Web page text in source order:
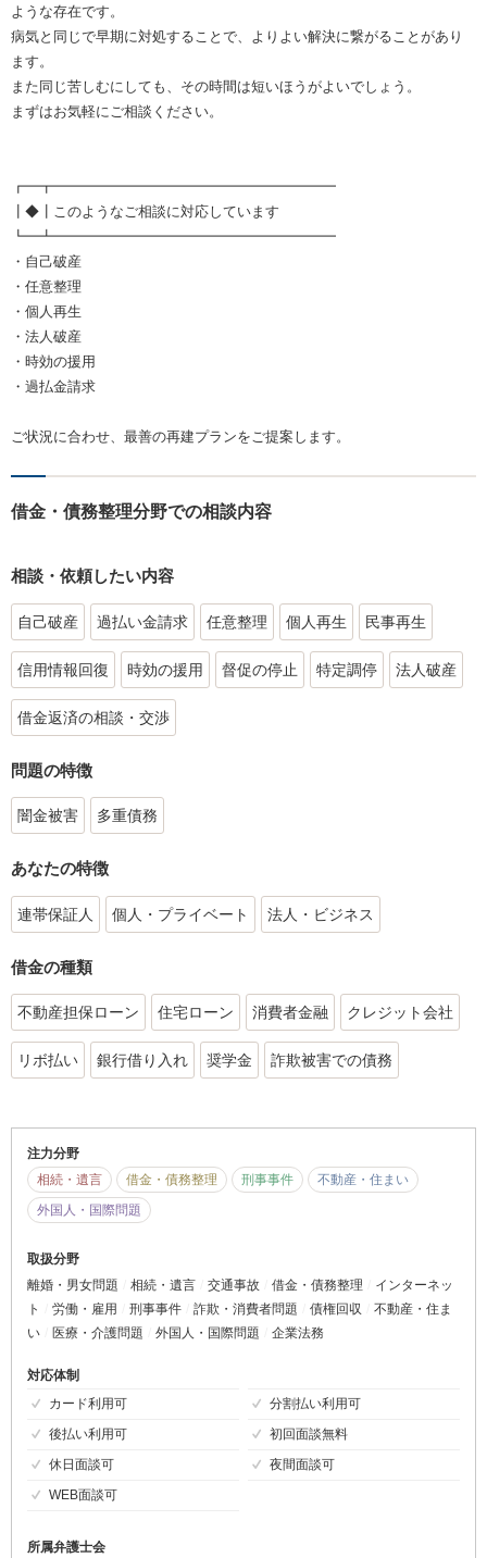
ような存在です。
病気と同じで早期に対処することで、よりよい解決に繋がることがあり
ます。
また同じ苦しむにしても、その時間は短いほうがよいでしょう。
まずはお気軽にご相談ください。
┏━┳━━━━━━━━━━━━━━━━━━━━
┃◆┃このようなご相談に対応しています
┗━┻━━━━━━━━━━━━━━━━━━━━
・自己破産
・任意整理
・個人再生
・法人破産
・時効の援用
・過払金請求
ご状況に合わせ、最善の再建プランをご提案します。
借金・債務整理分野での相談内容
相談・依頼したい内容
自己破産 過払い金請求 任意整理 個人再生 民事再生
信用情報回復 時効の援用 督促の停止 特定調停 法人破産
借金返済の相談・交渉
問題の特徴
闇金被害 多重債務
あなたの特徴
連帯保証人 個人・プライベート 法人・ビジネス
借金の種類
不動産担保ローン 住宅ローン 消費者金融 クレジット会社
リボ払い 銀行借り入れ 奨学金 詐欺被害での債務
注力分野
相続・遺言
借金・債務整理 刑事事件
不動産・住まい
外国人・国際問題
取扱分野
離婚・男女問題
相続・遺言 交通事故 借金・債務整理
インターネッ
ト
労働・雇用 刑事事件 詐欺・消費者問題 債権回収
不動産・住ま
い
医療・介護問題 外国人・国際問題 企業法務
対応体制
カード利用可
分割払い利用可
後払い利用可
初回面談無料
休日面談可
夜間面談可
WEB面談可
所属弁護士会